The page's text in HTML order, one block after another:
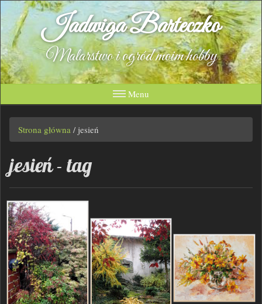
Jadwiga Barteczko
Malarstwo i ogród moim hobby
Menu
Strona główna / jesień
jesień - tag